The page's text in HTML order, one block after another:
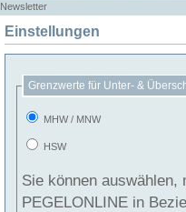
Newsletter
Einstellungen
Grenzwerte für Unter- &
MHW / MNW
HSW
Sie können
PEGELONLINE in Beziehung